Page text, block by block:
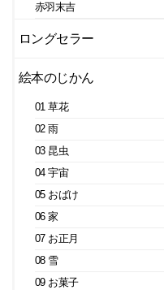
赤羽末吉
ロングセラー
絵本のじかん
01 草花
02 雨
03 昆虫
04 宇宙
05 おばけ
06 家
07 お正月
08 雪
09 お菓子